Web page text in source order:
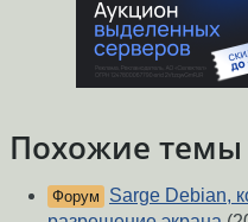
Похожие темы
Форум
Sarge Debian,